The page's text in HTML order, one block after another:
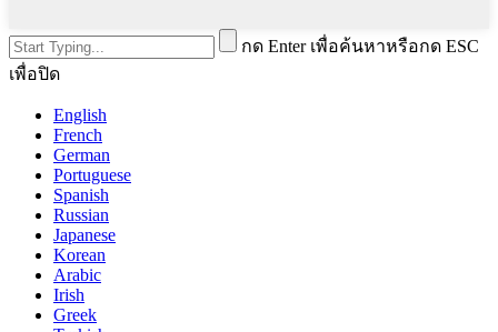
กด Enter เพื่อค้นหาหรือกด ESC
เพื่อปิด
English
French
German
Portuguese
Spanish
Russian
Japanese
Korean
Arabic
Irish
Greek